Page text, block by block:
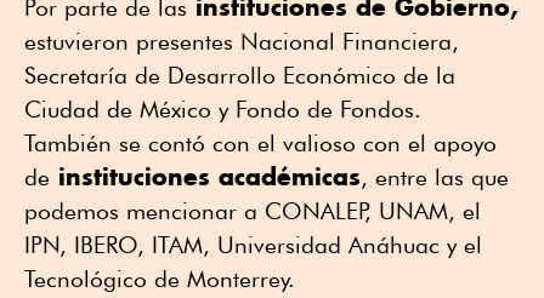
Por parte de las instituciones de Gobierno,
estuvieron presentes Nacional Financiera,
Secretaría de Desarrollo Económico de la
Ciudad de México y Fondo de Fondos.
También se contó con el valioso con el apoyo
de instituciones académicas, entre las que
podemos mencionar a CONALEP, UNAM, el
IPN, IBERO, ITAM, Universidad Anáhuac y el
Tecnológico de Monterrey.